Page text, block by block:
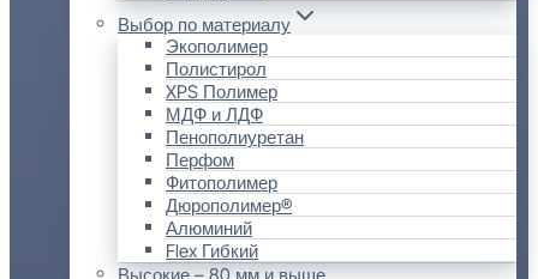
Выбор по материалу
Экополимер
Полистирол
XPS Полимер
МДФ и ЛДФ
Пенополиуретан
Перфом
Фитополимер
Дюрополимер®
Алюминий
Flex Гибкий
Высокие – 80 мм и выше